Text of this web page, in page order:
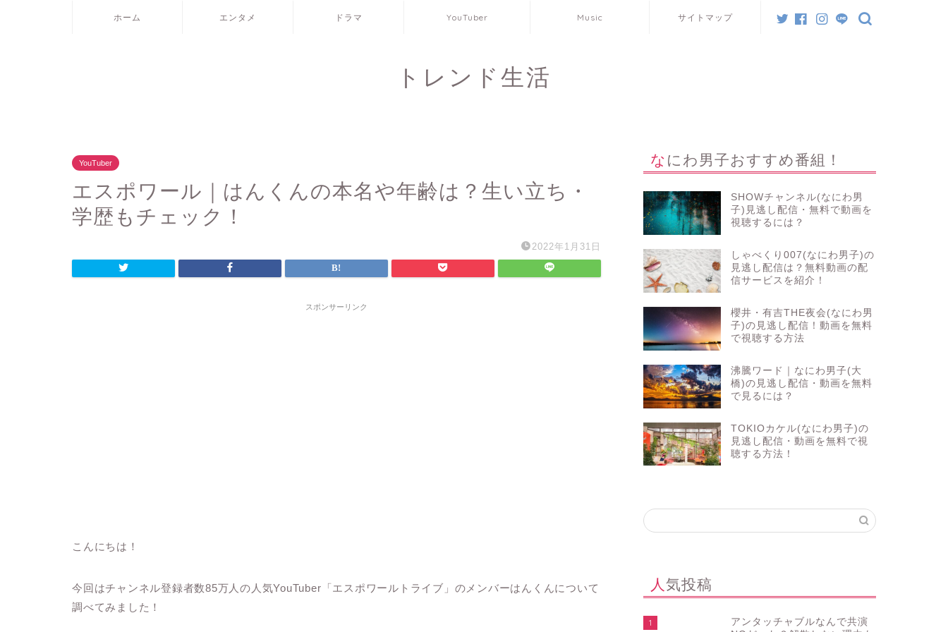
ホーム エンタメ ドラマ YouTuber Music サイトマップ
トレンド生活
YouTuber
エスポワール｜はんくんの本名や年齢は？生い立ち・
学歴もチェック！
2022年1月31日
スポンサーリンク
こんにちは！
今回はチャンネル登録者数85万人の人気YouTuber「エスポワールトライブ」のメンバーはんくんについて
調べてみました！
なにわ男子おすすめ番組！
SHOWチャンネル(なにわ男
子)見逃し配信・無料で動画を
視聴するには？
しゃべくり007(なにわ男子)の
見逃し配信は？無料動画の配
信サービスを紹介！
櫻井・有吉THE夜会(なにわ男
子)の見逃し配信！動画を無料
で視聴する方法
沸騰ワード｜なにわ男子(大
橋)の見逃し配信・動画を無料
で見るには？
TOKIOカケル(なにわ男子)の
見逃し配信・動画を無料で視
聴する方法！
人気投稿
1
アンタッチャブルなんで共演